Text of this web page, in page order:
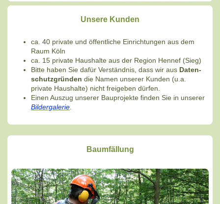
Unsere Kunden
ca. 40 private und öffentliche Einrichtungen aus dem
Raum Köln
ca. 15 private Haushalte aus der Region Hennef (Sieg)
Bitte haben Sie dafür Verständnis, dass wir aus Daten-
schutzgründen die Namen unserer Kunden (u.a.
private Haushalte) nicht freigeben dürfen.
Einen Auszug unserer Bauprojekte finden Sie in unserer
Bildergalerie.
Baumfällung